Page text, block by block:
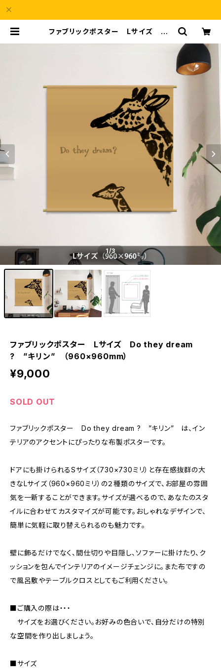
ファブリックポスター Lサイズ Do
1/3
ファブリックポスター Lサイズ Do they dream
? ”キリン” （960×960mm）
¥9,000
SOLD OUT
ファブリックポスター Do they dream ? ”キリン” は、イン
テリアのアクセントにぴったりな布製ポスターです。
ドアにも掛けられるSサイズ（730×730ミリ）と存在感抜群の大
きなLサイズ（960×960ミリ）の２種類のサイズで、お部屋の雰囲
気を一新することができます。サイズが選べるので、あなたのスタ
イルに合わせてカスタマイズが可能です。おしゃれなデザインで、
簡単に気軽に取り替えられるのも魅力です。
壁に飾るだけでなく、間仕切りや目隠し、ソファーに掛けたり、ク
ッションを包んでインテリアのイメージチェンジに。また布ですの
で風呂敷やテーブルクロスとしてもご利用ください。
■ご購入の際は・・・
サイズをお選びください。お好みの色合いで、自分だけの特別
な空間を作り出しましょう。
■サイズ